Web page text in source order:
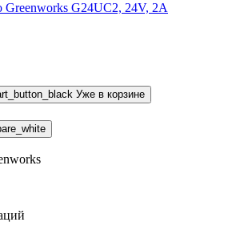
Greenworks G24UC2, 24V, 2А
Уже в корзине